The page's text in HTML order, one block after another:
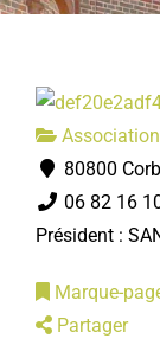
SERVICES
PRATIQUE
LOISIRS
80800
06 82 16
Président :
Marque-
Partager